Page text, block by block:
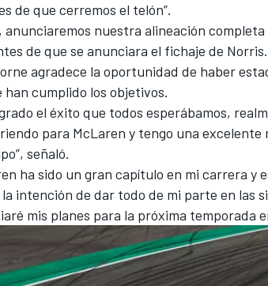
de que cerremos el telón”.
anunciaremos nuestra alineación
de que se anunciara el fichaje de Norris.
agradece la oportunidad de haber
han cumplido los objetivos.
el éxito que todos esperábamos,
para McLaren y tengo una excelente
señaló.
ha sido un gran capítulo en mi carrera y
intención de dar todo de mi parte en las
mis planes para la próxima temporada